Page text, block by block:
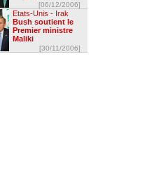
[06/12/2006]
Etats-Unis - Irak
Bush soutient le
Premier ministre
Maliki
[30/11/2006]